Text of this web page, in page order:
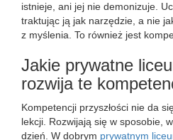
istnieje, ani jej nie demonizuje.
traktując ją jak narzędzie, a nie
z myślenia. To również jest
Jakie prywatne
rozwija te
Kompetencji przyszłości nie da
lekcji. Rozwijają się w sposobie,
dzień. W dobrym prywatnym